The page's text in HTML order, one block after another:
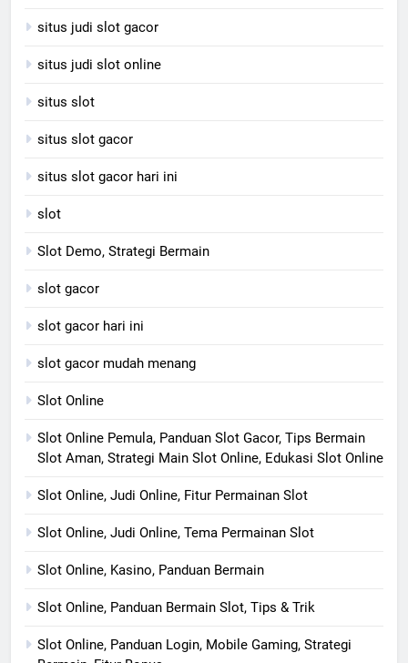
situs judi slot gacor
situs judi slot online
situs slot
situs slot gacor
situs slot gacor hari ini
slot
Slot Demo, Strategi Bermain
slot gacor
slot gacor hari ini
slot gacor mudah menang
Slot Online
Slot Online Pemula, Panduan Slot Gacor, Tips Bermain
Slot Aman, Strategi Main Slot Online, Edukasi Slot Online
Slot Online, Judi Online, Fitur Permainan Slot
Slot Online, Judi Online, Tema Permainan Slot
Slot Online, Kasino, Panduan Bermain
Slot Online, Panduan Bermain Slot, Tips & Trik
Slot Online, Panduan Login, Mobile Gaming, Strategi